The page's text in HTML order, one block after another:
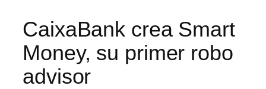
CaixaBank crea Smart
Money, su primer robo
advisor